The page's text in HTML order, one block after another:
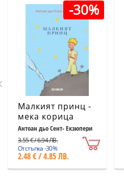
-30%
Малкият принц -
мека корица
светлосиня
Антоан дьо Сент- Екзюпери
3.55 € / 6.94 ЛВ.
Отстъпка -30%
2.48 € / 4.85 ЛВ.